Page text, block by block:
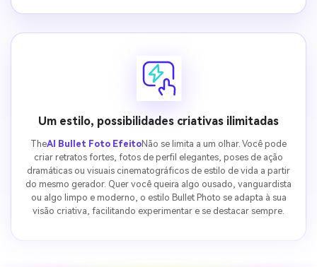
Um estilo, possibilidades criativas ilimitadas
TheAI Bullet Foto EfeitoNão se limita a um olhar. Você pode
criar retratos fortes, fotos de perfil elegantes, poses de ação
dramáticas ou visuais cinematográficos de estilo de vida a partir
do mesmo gerador. Quer você queira algo ousado, vanguardista
ou algo limpo e moderno, o estilo Bullet Photo se adapta à sua
visão criativa, facilitando experimentar e se destacar sempre.